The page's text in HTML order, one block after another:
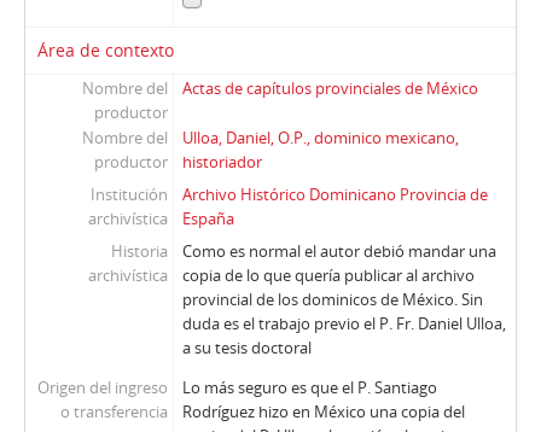
Área de contexto
Nombre del
productor
Actas de capítulos provinciales de México
Nombre del
productor
Ulloa, Daniel, O.P., dominico mexicano,
historiador
Institución
archivística
Archivo Histórico Dominicano Provincia de
España
Historia
archivística
Como es normal el autor debió mandar una
copia de lo que quería publicar al archivo
provincial de los dominicos de México. Sin
duda es el trabajo previo el P. Fr. Daniel Ulloa,
a su tesis doctoral
Origen del ingreso
o transferencia
Lo más seguro es que el P. Santiago
Rodríguez hizo en México una copia del